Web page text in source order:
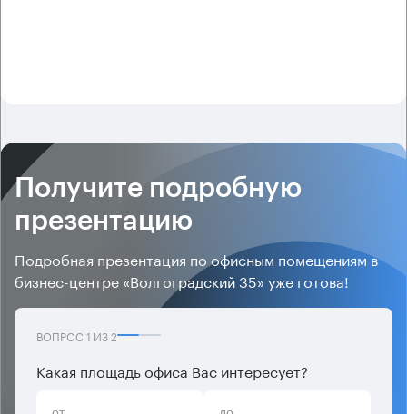
Получите подробную
презентацию
Подробная презентация по офисным помещениям в
бизнес-центре «Волгоградский 35» уже готова!
ВОПРОС 1 ИЗ2
Какая площадь офиса Вас интересует?